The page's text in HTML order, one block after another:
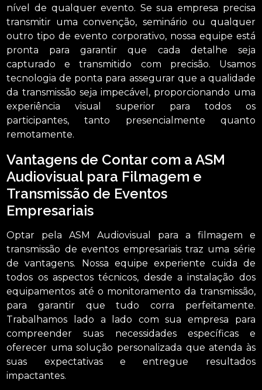
nível de qualquer evento. Se sua empresa precisa
transmitir uma convenção, seminário ou qualquer
outro tipo de evento corporativo, nossa equipe está
pronta para garantir que cada detalhe seja
capturado e transmitido com precisão. Usamos
tecnologia de ponta para assegurar que a qualidade
da transmissão seja impecável, proporcionando uma
experiência visual superior para todos os
participantes, tanto presencialmente quanto
remotamente.
Vantagens de Contar com a ASM
Audiovisual para Filmagem e
Transmissão de Eventos
Empresariais
Optar pela ASM Audiovisual para a filmagem e
transmissão de eventos empresariais traz uma série
de vantagens. Nossa equipe experiente cuida de
todos os aspectos técnicos, desde a instalação dos
equipamentos até o monitoramento da transmissão,
para garantir que tudo corra perfeitamente.
Trabalhamos lado a lado com sua empresa para
compreender suas necessidades específicas e
oferecer uma solução personalizada que atenda às
suas expectativas e entregue resultados
impactantes.